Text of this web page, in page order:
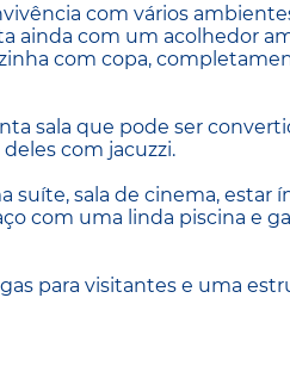
com vários
ainda com um acolhedor
com copa,
sala que pode ser
com jacuzzi.
suíte, sala de cinema, estar
com uma linda piscina e
para visitantes e uma